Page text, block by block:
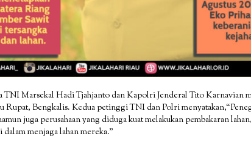
TNI Marsekal Hadi Tjahjanto dan Kapolri Jenderal Tito Karnavian
Rupat, Bengkalis. Kedua petinggi TNI dan Polri
juga perusahaan yang diduga kuat melakukan pembakaran
menjaga lahan mereka.”